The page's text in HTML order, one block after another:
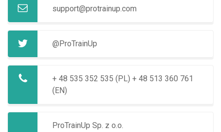
support@protrainup.com
@ProTrainUp
+ 48 535 352 535 (PL) + 48 513 360 761
(EN)
ProTrainUp Sp. z o.o.